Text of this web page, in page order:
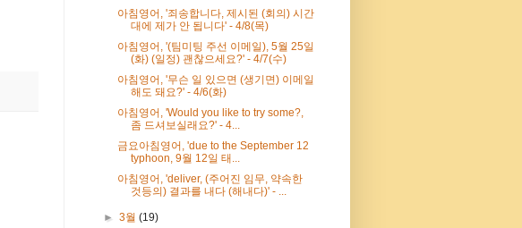
아침영어, '죄송합니다, 제시된 (회의) 시간
대에 제가 안 됩니다' - 4/8(목)
아침영어, '(팀미팅 주선 이메일), 5월 25일
(화) (일정) 괜찮으세요?' - 4/7(수)
아침영어, '무슨 일 있으면 (생기면) 이메일
해도 돼요?' - 4/6(화)
아침영어, 'Would you like to try some?,
좀 드셔보실래요?' - 4...
금요아침영어, 'due to the September 12
typhoon, 9월 12일 태...
아침영어, 'deliver, (주어진 임무, 약속한
것등의) 결과를 내다 (해내다)' - ...
►3월(19)